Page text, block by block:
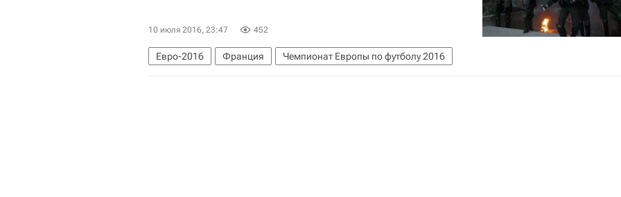
10 июля 2016, 23:47 452
Евро-2016 Франция Чемпионат Европы по футболу 2016